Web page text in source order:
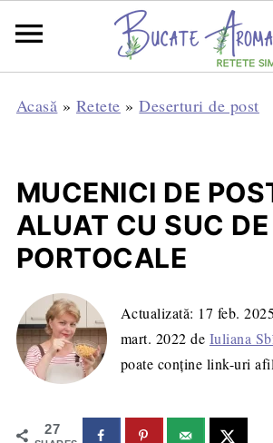
Acasă » Retete »Deserturi de post
MUCENICI DE
ALUAT CU SUC DE
PORTOCALE
Actualizată: 17 feb. 2025
mart. 2022 de Iuliana
poate conține link-uri
27